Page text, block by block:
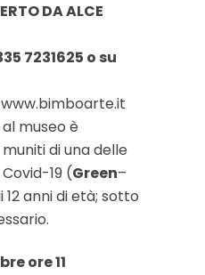
DA ALCE
7231625 o su
www.bimboarte.it
museo è
di una delle
19 (Green–
anni di età; sotto
ore 11